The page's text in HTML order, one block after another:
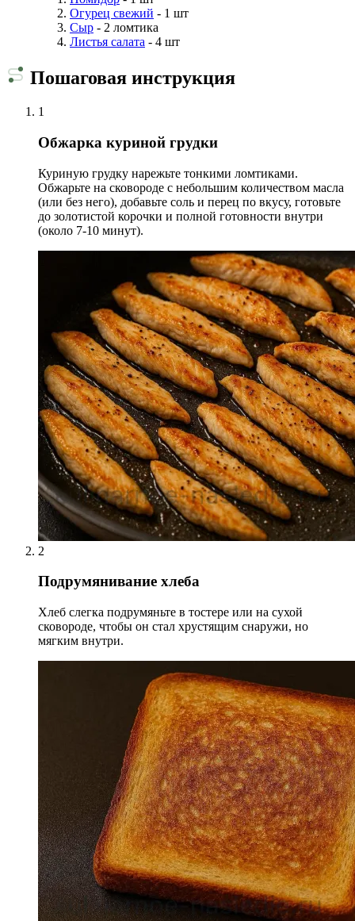
Огурец свежий - 1 шт
Сыр - 2 ломтика
Листья салата - 4 шт
Пошаговая инструкция
1
Обжарка куриной грудки
Куриную грудку нарежьте тонкими ломтиками.
Обжарьте на сковороде с небольшим количеством масла
(или без него), добавьте соль и перец по вкусу, готовьте
до золотистой корочки и полной готовности внутри
(около 7-10 минут).
2
Подрумянивание хлеба
Хлеб слегка подрумяньте в тостере или на сухой
сковороде, чтобы он стал хрустящим снаружи, но
мягким внутри.